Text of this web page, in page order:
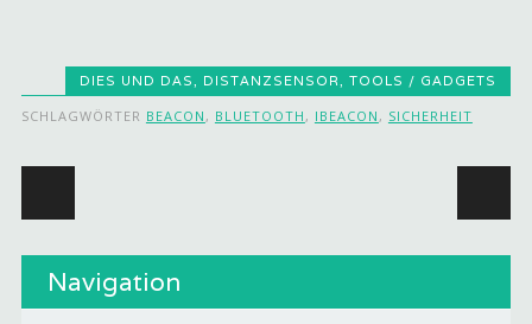
DIES UND DAS, DISTANZSENSOR,TOOLS / GADGETS
SCHLAGWÖRTER BEACON , BLUETOOTH , IBEACON , SICHERHEIT
Navigation